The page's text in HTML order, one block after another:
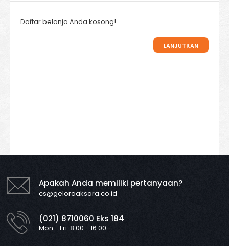
Daftar belanja Anda kosong!
LANJUTKAN
Apakah Anda memiliki pertanyaan?
cs@geloraaksara.co.id
(021) 8710060 Eks 184
Mon - Fri: 8:00 - 16:00